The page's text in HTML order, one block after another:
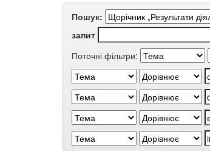
Пошук:
запит
Поточні фільтри: